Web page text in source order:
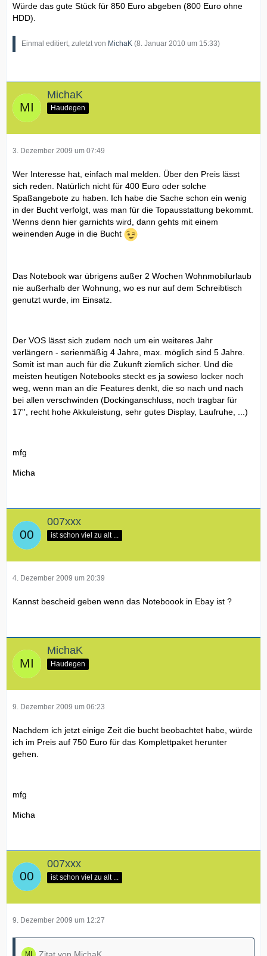
Würde das gute Stück für 850 Euro abgeben (800 Euro ohne
HDD).
Einmal editiert, zuletzt von MichaK (8. Januar 2010 um 15:33)
MichaK
Haudegen
3. Dezember 2009 um 07:49
Wer Interesse hat, einfach mal melden. Über den Preis lässt
sich reden. Natürlich nicht für 400 Euro oder solche
Spaßangebote zu haben. Ich habe die Sache schon ein wenig
in der Bucht verfolgt, was man für die Topausstattung bekommt.
Wenns denn hier garnichts wird, dann gehts mit einem
weinenden Auge in die Bucht
Das Notebook war übrigens außer 2 Wochen Wohnmobilurlaub
nie außerhalb der Wohnung, wo es nur auf dem Schreibtisch
genutzt wurde, im Einsatz.
Der VOS lässt sich zudem noch um ein weiteres Jahr
verlängern - serienmäßig 4 Jahre, max. möglich sind 5 Jahre.
Somit ist man auch für die Zukunft ziemlich sicher. Und die
meisten heutigen Notebooks steckt es ja sowieso locker noch
weg, wenn man an die Features denkt, die so nach und nach
bei allen verschwinden (Dockinganschluss, noch tragbar für
17'', recht hohe Akkuleistung, sehr gutes Display, Laufruhe, ...)
mfg
Micha
007xxx
ist schon viel zu alt ...
4. Dezember 2009 um 20:39
Kannst bescheid geben wenn das Noteboook in Ebay ist ?
MichaK
Haudegen
9. Dezember 2009 um 06:23
Nachdem ich jetzt einige Zeit die bucht beobachtet habe, würde
ich im Preis auf 750 Euro für das Komplettpaket herunter
gehen.
mfg
Micha
007xxx
ist schon viel zu alt ...
9. Dezember 2009 um 12:27
Zitat von MichaK